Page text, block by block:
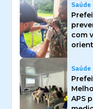
Saúde
com
Saúde
APS